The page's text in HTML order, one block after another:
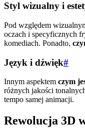
Styl wizualny i
Pod względem
oczach i specyficznych
komediach. Ponadto,
Język i dźwięk#
Innym aspektem czym
różnych jakości
tempo samej animacji.
Rewolucja 3D